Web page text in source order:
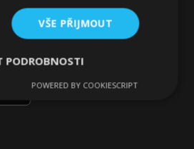
nebo se chcete stát naším
dnes!
VŠE PŘIJMOUT
PODROBNOSTI
Výkonové
soubory
Soubory
POWERED BY COOKIESCRIPT